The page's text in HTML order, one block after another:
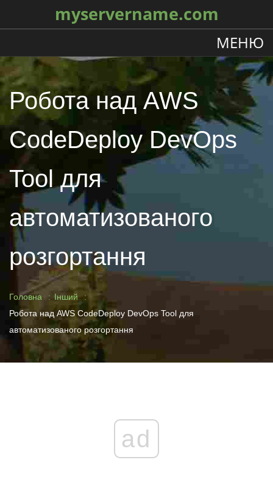
myservername.com
МЕНЮ
Робота над AWS
CodeDeploy DevOps
Tool для
автоматизованого
розгортання
Головна
Інший
Робота над AWS CodeDeploy DevOps Tool для
автоматизованого розгортання
ad